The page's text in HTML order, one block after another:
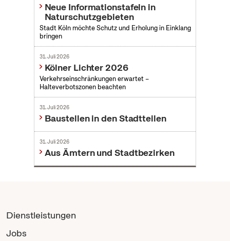
Neue Informationstafeln in
Naturschutzgebieten
Stadt Köln möchte Schutz und Erholung in Einklang
bringen
31. Juli 2026
Kölner Lichter 2026
Verkehrseinschränkungen erwartet –
Halteverbotszonen beachten
31. Juli 2026
Baustellen in den Stadtteilen
31. Juli 2026
Aus Ämtern und Stadtbezirken
Dienstleistungen
Jobs